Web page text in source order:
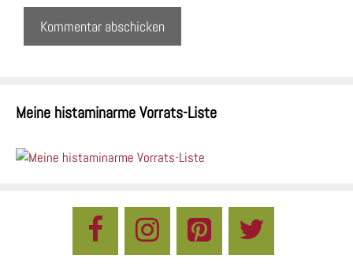
Meine histaminarme Vorrats-Liste